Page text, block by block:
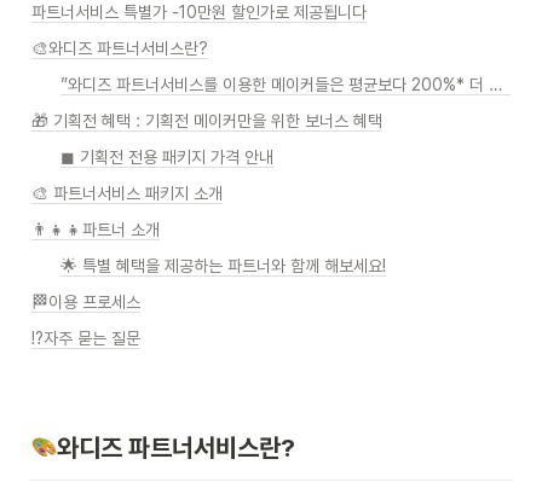
파트너서비스 특별가 -10만원 할인가로 제공됩니다
🎨와디즈 파트너서비스란?
”와디즈 파트너서비스를 이용한 메이커들은 평균보다 200%* 더 높은 펀딩금액을 달성했어요”
🎁 기획전 혜택 : 기획전 메이커만을 위한 보너스 혜택
◼ 기획전 전용 패키지 가격 안내
🎨 파트너서비스 패키지 소개
👨‍👧‍👧파트너 소개
🌟 특별 혜택을 제공하는 파트너와 함께 해보세요!
🏁이용 프로세스
⁉자주 묻는 질문
와디즈 파트너서비스란?